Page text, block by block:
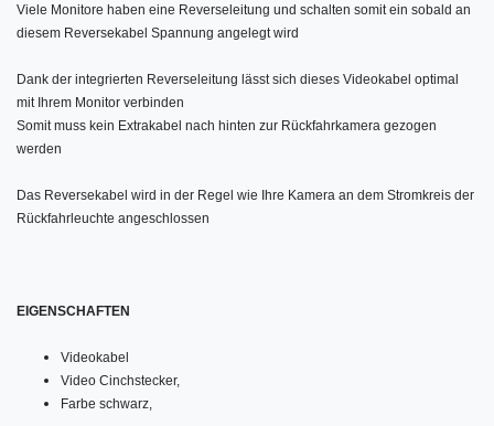
Viele Monitore haben eine Reverseleitung und schalten somit ein sobald an
diesem Reversekabel Spannung angelegt wird
Dank der integrierten Reverseleitung lässt sich dieses Videokabel optimal
mit Ihrem Monitor verbinden
Somit muss kein Extrakabel nach hinten zur Rückfahrkamera gezogen
werden
Das Reversekabel wird in der Regel wie Ihre Kamera an dem Stromkreis der
Rückfahrleuchte angeschlossen
EIGENSCHAFTEN
Videokabel
Video Cinchstecker,
Farbe schwarz,